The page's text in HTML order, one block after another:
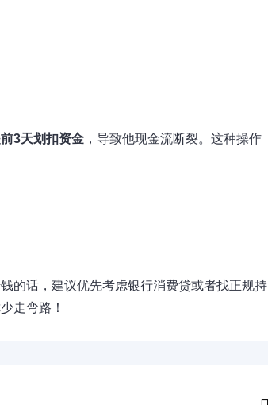
3天划扣资金 ，导致他现金流断裂。这种操作
的话，建议优先考虑银行消费贷或者找正规持
走弯路！